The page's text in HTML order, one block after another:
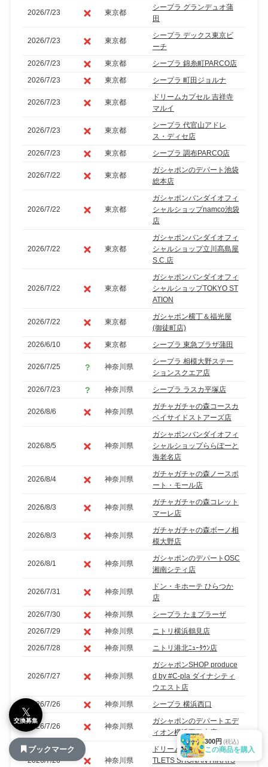
2026/7/23 東京都
シープラ グランデュオ蒲
田
2026/7/23 東京都
シープラ デックス東京ビ
ーチ
2026/7/23
東京都
シープラ 錦糸町PARCO店
2026/7/23
東京都 シープラ 町田ジョルナ
2026/7/23 東京都
ドリームカプセル 吉祥寺
マルイ
2026/7/23 東京都
シープラ 代官山アドレ
ス・ディセ店
2026/7/23
東京都 シープラ 調布PARCO店
2026/7/22 東京都
ガシャポンのデパート池袋
総本店
2026/7/22 東京都
ガシャポンバンダイオフィ
シャルショップnamco池袋
店
2026/7/22 東京都
ガシャポンバンダイオフィ
シャルショップ立川髙島屋
S.C.店
2026/7/22 東京都
ガシャポンバンダイオフィ
シャルショップTOKYO ST
ATION
2026/7/22 東京都
ガシャポン横丁＆福光屋
(御徒町店)
2026/6/10
東京都 シープラ 東急プラザ蒲田
2026/7/25 神奈川県
シープラ 相模大野ステー
ションスクエア店
2026/7/23
神奈川県 シープラ ラスカ平塚店
2026/8/6 神奈川県
ガチャガチャの森コースカ
ベイサイドストアーズ店
2026/8/5 神奈川県
ガシャポンバンダイオフィ
シャルショップららぽーと
海老名店
2026/8/4 神奈川県
ガチャガチャの森ノースポ
ート・モール店
2026/8/3 神奈川県
ガチャガチャの森コレット
マーレ店
2026/8/3 神奈川県
ガチャガチャの森ボーノ相
模大野店
2026/8/1 神奈川県
ガシャポンのデパートOSC
湘南シティ店
2026/7/31 神奈川県
ドン・キホーテ ひらつか
店
2026/7/30
神奈川県
シープラ たまプラーザ
2026/7/29
神奈川県
ニトリ横浜鶴見店
2026/7/28
神奈川県 ニトリ港北ﾆｭｰﾀｳﾝ店
2026/7/27 神奈川県
ガシャポンSHOP produce
d by #C-pla ダイナシティ
ウエスト店
2026/7/26
神奈川県 シープラ 横浜西口
2026/7/26 神奈川県
ガシャポンのデパートエデ
ィオン横浜西口本店
2026/7/26 神奈川県
ドリームカプセル THE OU
TLETS SHONAN HIRATS
300円 (税込)
この商品を購入
𝕏
交換募集
ブックマーク